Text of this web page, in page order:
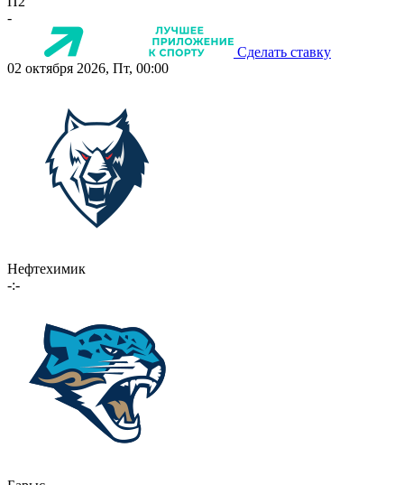
-
Сделать ставку
02 октября 2026, Пт, 00:00
Нефтехимик
-:-